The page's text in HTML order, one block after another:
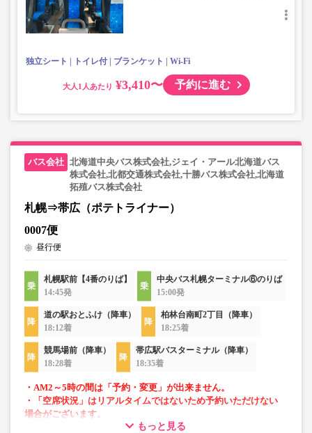
独立シート トイレ付 ブランケット Wi-Fi
大人 ¥3,410〜 予約に進む
北海道中央バス株式会社,ジェイ・アール北海道バス
株式会社,北都交通株式会社,十勝バス株式会社,北海道
拓殖バス株式会社
札幌⇒帯広（ポテトライナー）
0007便
昼行便
札幌駅前【4番のりば】
14:45発
中央バス札幌ターミナル⑥のりば
15:00発
道の駅おとふけ（降車）
18:12着
柏林台南町2丁目（降車）
18:25着
競馬場前（降車）
18:28着
帯広駅バスターミナル（降車）
18:35着
・AM2～5時の間は「予約・変更」が出来ません。
・「空席状況」はリアルタイムではないため予約いただけない
場合がございます。
・1部車両は後方座席は4列シートとなっております。座席指定
もっと見る